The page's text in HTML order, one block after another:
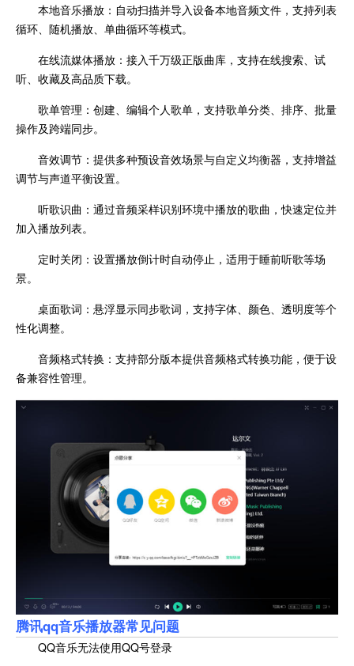
本地音乐播放：自动扫描并导入设备本地音频文件，支持列表
循环、随机播放、单曲循环等模式。
在线流媒体播放：接入千万级正版曲库，支持在线搜索、试
听、收藏及高品质下载。
歌单管理：创建、编辑个人歌单，支持歌单分类、排序、批量
操作及跨端同步。
音效调节：提供多种预设音效场景与自定义均衡器，支持增益
调节与声道平衡设置。
听歌识曲：通过音频采样识别环境中播放的歌曲，快速定位并
加入播放列表。
定时关闭：设置播放倒计时自动停止，适用于睡前听歌等场
景。
桌面歌词：悬浮显示同步歌词，支持字体、颜色、透明度等个
性化调整。
音频格式转换：支持部分版本提供音频格式转换功能，便于设
备兼容性管理。
腾讯qq音乐播放器常见问题
QQ音乐无法使用QQ号登录